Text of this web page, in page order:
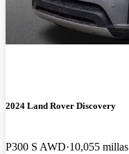
2024 Land Rover Discovery
P300 S AWD 10,055 millas